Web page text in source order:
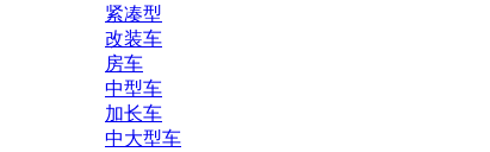
紧凑型
改装车
房车
中型车
加长车
中大型车